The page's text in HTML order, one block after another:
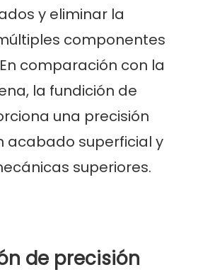
y eliminar la
componentes
comparación con la
la fundición de
una precisión
acabado superficial y
superiores.
de precisión